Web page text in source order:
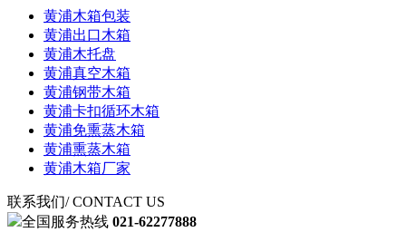
黄浦木箱包装
黄浦出口木箱
黄浦木托盘
黄浦真空木箱
黄浦钢带木箱
黄浦卡扣循环木箱
黄浦免熏蒸木箱
黄浦熏蒸木箱
黄浦木箱厂家
联系我们/ CONTACT US
全国服务热线 021-62277888